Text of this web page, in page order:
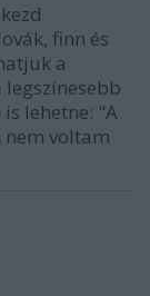
finn és
a
lehetne: "A
nem voltam